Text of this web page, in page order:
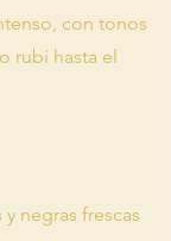
con tonos
rubí hasta el
negras frescas